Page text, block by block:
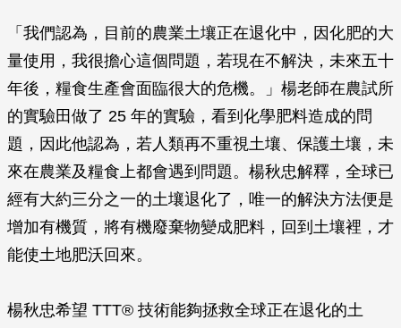
「我們認為，目前的農業土壤正在退化中，因化肥的大
量使用，我很擔心這個問題，若現在不解決，未來五十
年後，糧食生產會面臨很大的危機。」楊老師在農試所
的實驗田做了 25 年的實驗，看到化學肥料造成的問
題，因此他認為，若人類再不重視土壤、保護土壤，未
來在農業及糧食上都會遇到問題。楊秋忠解釋，全球已
經有大約三分之一的土壤退化了，唯一的解決方法便是
增加有機質，將有機廢棄物變成肥料，回到土壤裡，才
能使土地肥沃回來。
楊秋忠希望 TTT® 技術能夠拯救全球正在退化的土